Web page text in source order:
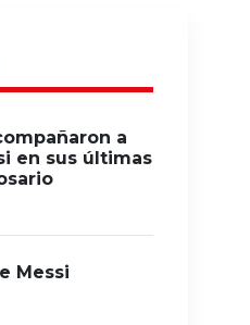
a
en sus últimas
Messi